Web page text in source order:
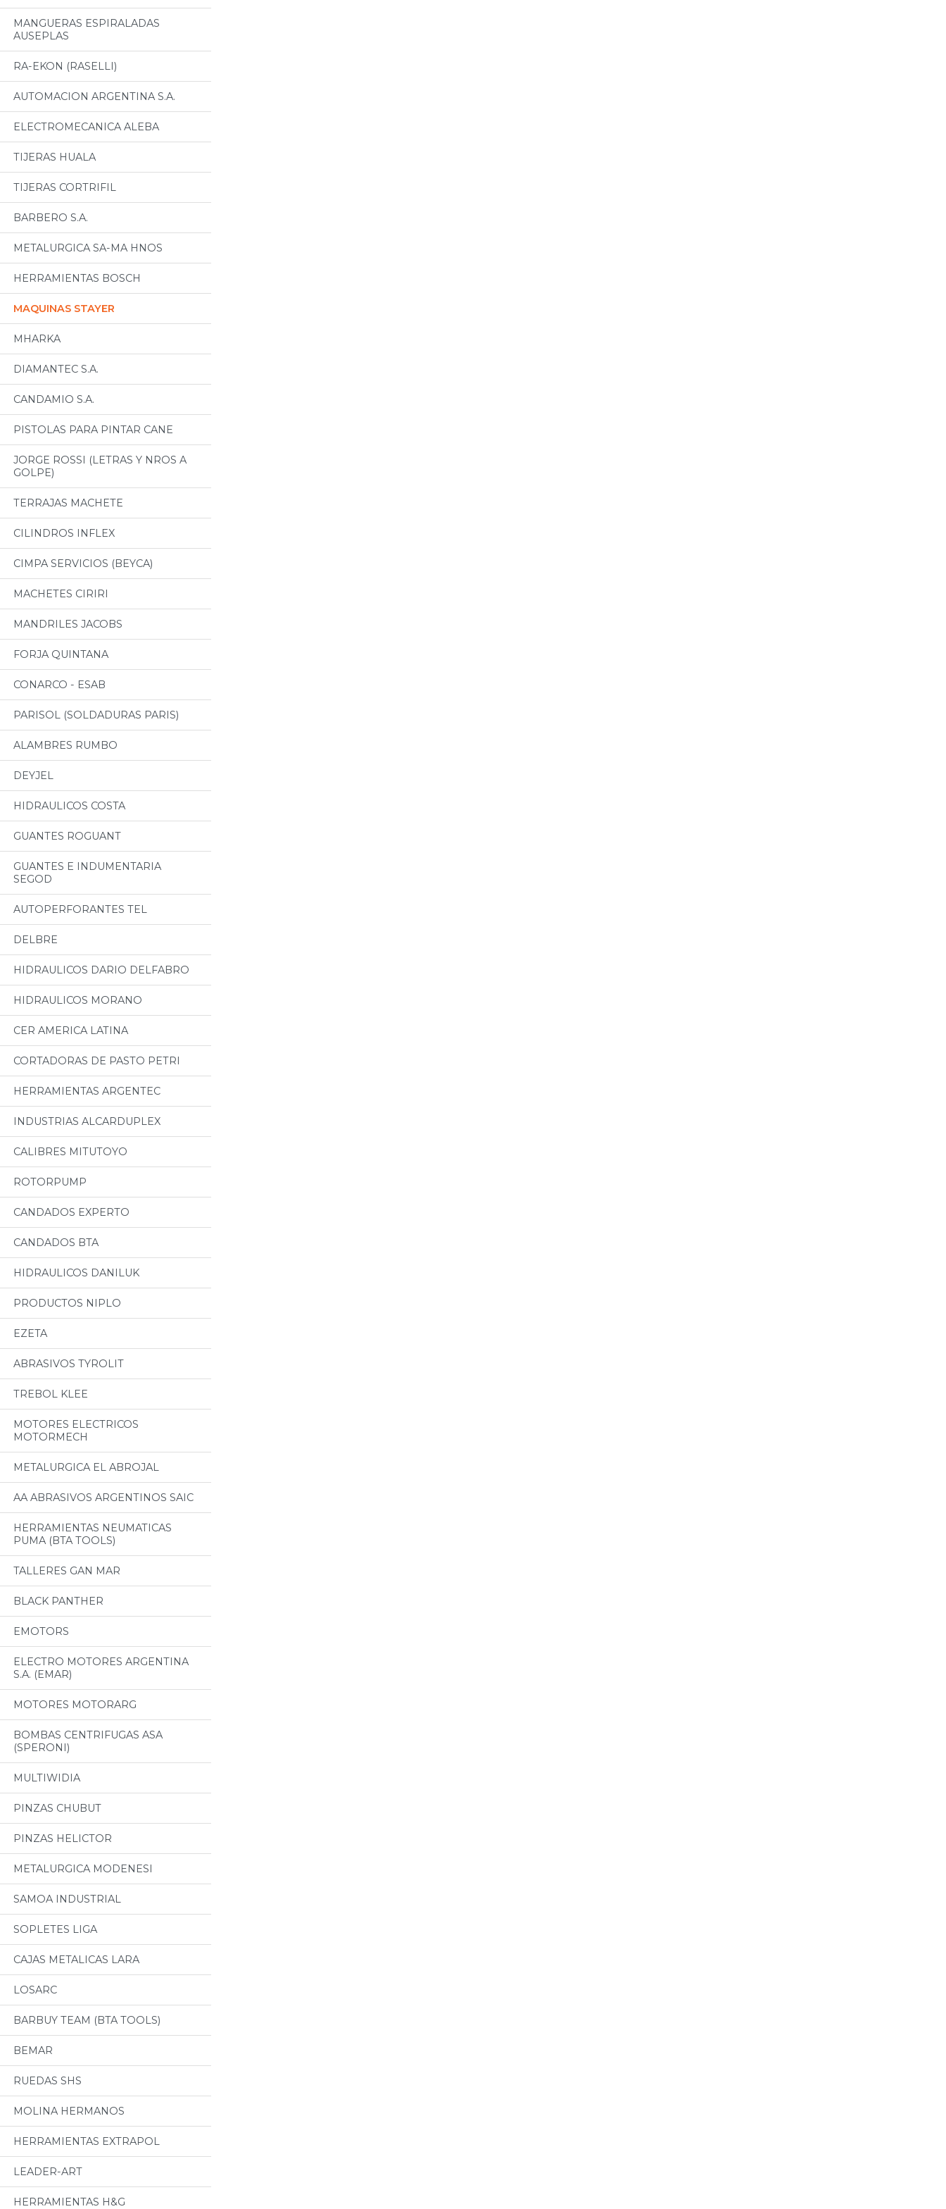
MANGUERAS ESPIRALADAS
AUSEPLAS
RA-EKON (RASELLI)
AUTOMACION ARGENTINA S.A.
ELECTROMECANICA ALEBA
TIJERAS HUALA
TIJERAS CORTRIFIL
BARBERO S.A.
METALURGICA SA-MA HNOS
HERRAMIENTAS BOSCH
MAQUINAS STAYER
MHARKA
DIAMANTEC S.A.
CANDAMIO S.A.
PISTOLAS PARA PINTAR CANE
JORGE ROSSI (LETRAS Y NROS A
GOLPE)
TERRAJAS MACHETE
CILINDROS INFLEX
CIMPA SERVICIOS (BEYCA)
MACHETES CIRIRI
MANDRILES JACOBS
FORJA QUINTANA
CONARCO - ESAB
PARISOL (SOLDADURAS PARIS)
ALAMBRES RUMBO
DEYJEL
HIDRAULICOS COSTA
GUANTES ROGUANT
GUANTES E INDUMENTARIA
SEGOD
AUTOPERFORANTES TEL
DELBRE
HIDRAULICOS DARIO DELFABRO
HIDRAULICOS MORANO
CER AMERICA LATINA
CORTADORAS DE PASTO PETRI
HERRAMIENTAS ARGENTEC
INDUSTRIAS ALCARDUPLEX
CALIBRES MITUTOYO
ROTORPUMP
CANDADOS EXPERTO
CANDADOS BTA
HIDRAULICOS DANILUK
PRODUCTOS NIPLO
EZETA
ABRASIVOS TYROLIT
TREBOL KLEE
MOTORES ELECTRICOS
MOTORMECH
METALURGICA EL ABROJAL
AA ABRASIVOS ARGENTINOS SAIC
HERRAMIENTAS NEUMATICAS
PUMA (BTA TOOLS)
TALLERES GAN MAR
BLACK PANTHER
EMOTORS
ELECTRO MOTORES ARGENTINA
S.A. (EMAR)
MOTORES MOTORARG
BOMBAS CENTRIFUGAS ASA
(SPERONI)
MULTIWIDIA
PINZAS CHUBUT
PINZAS HELICTOR
METALURGICA MODENESI
SAMOA INDUSTRIAL
SOPLETES LIGA
CAJAS METALICAS LARA
LOSARC
BARBUY TEAM (BTA TOOLS)
BEMAR
RUEDAS SHS
MOLINA HERMANOS
HERRAMIENTAS EXTRAPOL
LEADER-ART
HERRAMIENTAS H&G